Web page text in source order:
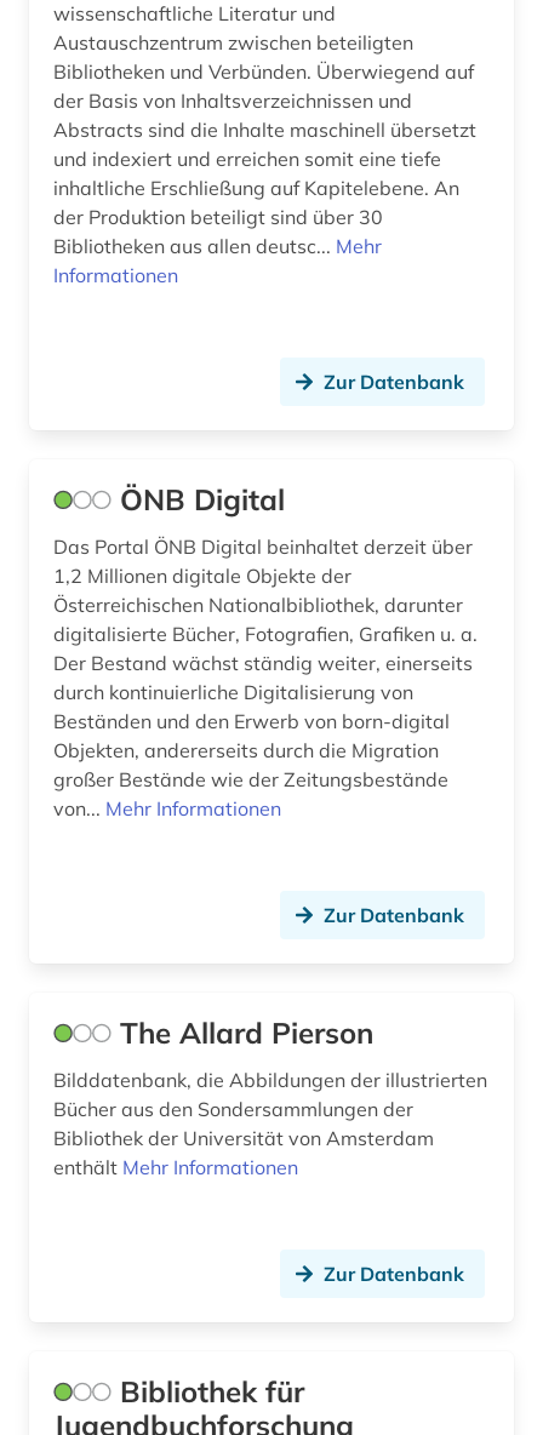
wissenschaftliche Literatur und
Austauschzentrum zwischen beteiligten
Bibliotheken und Verbünden. Überwiegend auf
der Basis von Inhaltsverzeichnissen und
Abstracts sind die Inhalte maschinell übersetzt
und indexiert und erreichen somit eine tiefe
inhaltliche Erschließung auf Kapitelebene. An
der Produktion beteiligt sind über 30
Bibliotheken aus allen deutsc... Mehr
Informationen
Zur Datenbank
ÖNB Digital
Das Portal ÖNB Digital beinhaltet derzeit über
1,2 Millionen digitale Objekte der
Österreichischen Nationalbibliothek, darunter
digitalisierte Bücher, Fotografien, Grafiken u. a.
Der Bestand wächst ständig weiter, einerseits
durch kontinuierliche Digitalisierung von
Beständen und den Erwerb von born-digital
Objekten, andererseits durch die Migration
großer Bestände wie der Zeitungsbestände
von... Mehr Informationen
Zur Datenbank
The Allard Pierson
Bilddatenbank, die Abbildungen der illustrierten
Bücher aus den Sondersammlungen der
Bibliothek der Universität von Amsterdam
enthält Mehr Informationen
Zur Datenbank
Bibliothek für
Jugendbuchforschung